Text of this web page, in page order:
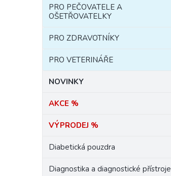
PRO PEČOVATELE A
OŠETŘOVATELKY
PRO ZDRAVOTNÍKY
PRO VETERINÁŘE
NOVINKY
AKCE %
VÝPRODEJ %
Diabetická pouzdra
Diagnostika a diagnostické přístroje